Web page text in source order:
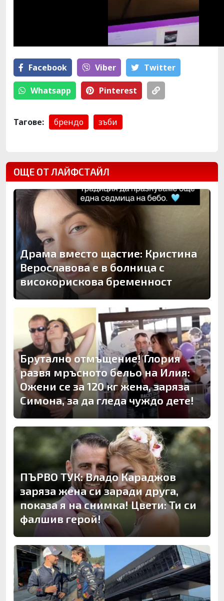
Facebook Viber Тwitter
Whatsapp Pinterest
Тагове: брендо зъби
ОЩЕ ОТ ЛАЙФСТАЙЛ
Драма вместо щастие: Кристина
Верославова е в болница с
високорискова бременност
Брутално отмъщение! Глория
развя мръсното бельо на Илия:
Ожени се за 120 кг жена, заряза
Симона, за да гледа чуждо дете!
ПЪРВО ТУК: Владо Караджов
заряза жена си заради друга,
показа я на снимка! Цвети: Ти си
фалшив герой!